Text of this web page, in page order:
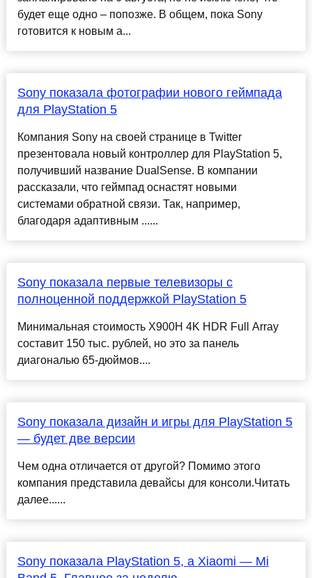
будет еще одно – попозже. В общем, пока Sony
готовится к новым а...
Sony показала фотографии нового геймпада
для PlayStation 5
Компания Sony на своей странице в Twitter
презентовала новый контроллер для PlayStation 5,
получивший название DualSense. В компании
рассказали, что геймпад оснастят новыми
системами обратной связи. Так, например,
благодаря адаптивным ......
Sony показала первые телевизоры с
полноценной поддержкой PlayStation 5
Минимальная стоимость X900H 4K HDR Full Array
составит 150 тыс. рублей, но это за панель
диагональю 65-дюймов....
Sony показала дизайн и игры для PlayStation 5
— будет две версии
Чем одна отличается от другой? Помимо этого
компания представила девайсы для консоли.Читать
далее......
Sony показала PlayStation 5, а Xiaomi — Mi